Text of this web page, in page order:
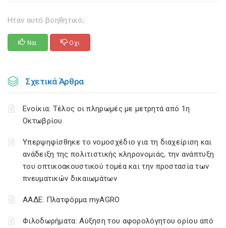
Ηταν αυτό βοηθητικό;
Ναι Οχι
Σχετικά Άρθρα
Ενοίκια: Τέλος οι πληρωμές με μετρητά από 1η
Οκτωβρίου
Υπερψηφίσθηκε το νομοσχέδιο για τη διαχείριση και
ανάδειξη της πολιτιστικής κληρονομιάς, την ανάπτυξη
του οπτικοακουστικού τομέα και την προστασία των
πνευματικών δικαιωμάτων
ΑΑΔΕ: Πλατφόρμα myAGRO
Φιλοδωρήματα: Αύξηση του αφορολόγητου ορίου από